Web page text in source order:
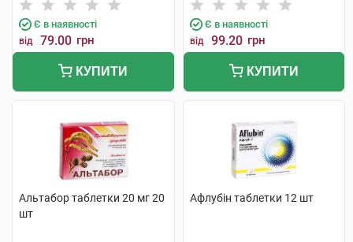
Є в наявності
від 79.00 грн
КУПИТИ
Є в наявності
від 99.20 грн
КУПИТИ
Альтабор таблетки 20 мг 20
шт
Афлубін таблетки 12 шт